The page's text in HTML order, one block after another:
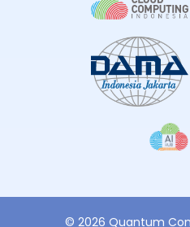
© 2026 Quantum